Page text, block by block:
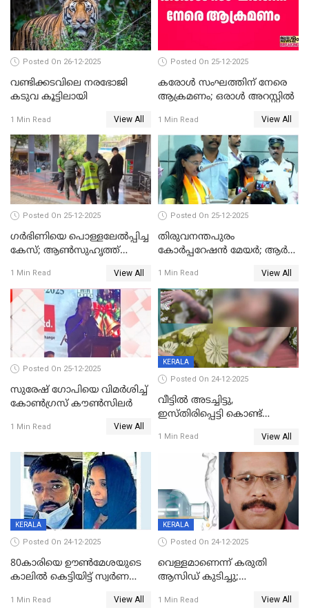
Posted On 26-12-2025
വണ്ടിക്കടവിലെ നരഭോജി
കടുവ കൂട്ടിലായി
1 Min Read View All
Posted On 25-12-2025
കരോള്‍ സംഘത്തിന് നേരെ
ആക്രമണം; ഒരാള്‍ അറസ്റ്റില്‍
1 Min Read View All
Posted On 25-12-2025
ഗര്‍ഭിണിയെ പൊള്ളലേല്‍പ്പിച്ച
കേസ്; ആണ്‍സുഹൃത്ത്
1 Min Read View All
Posted On 25-12-2025
തിരുവനന്തപുരം
കോര്‍പ്പറേഷന്‍ മേയർ; ആര്‍
1 Min Read View All
Posted On 25-12-2025
സുരേഷ് ഗോപിയെ വിമര്‍ശിച്ച്
കോണ്‍ഗ്രസ് കൗണ്‍സിലര്‍
1 Min Read View All
KERALA
Posted On 24-12-2025
വീട്ടിൽ അടച്ചിട്ടു,
ഇസ്തിരിപ്പെട്ടി കൊണ്ട്
ഗർഭിണിയായ യുവതിക്ക് ക്രൂര
1 Min Read View All
KERALA
Posted On 24-12-2025
80കാരിയെ ഊൺമേശയുടെ
കാലിൽ കെട്ടിയിട്ട് സ്വർണവും
കൊച്ചുമകനും സുഹൃത്തും
1 Min Read View All
KERALA
Posted On 24-12-2025
വെള്ളമാണെന്ന് കരുതി
ആസിഡ് കുടിച്ചു;
മരിച്ചു
1 Min Read View All